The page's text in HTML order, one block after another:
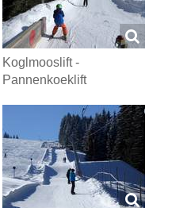
Koglmooslift -
Pannenkoeklift